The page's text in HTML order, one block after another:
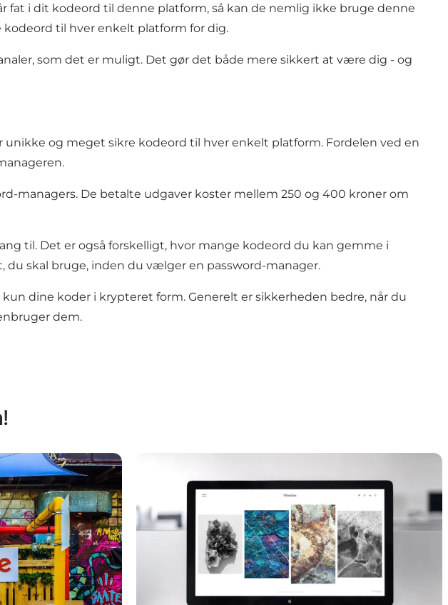
fat i dit kodeord til denne platform, så kan de nemlig ikke bruge denne
kodeord til hver enkelt platform for dig.
som det er muligt. Det gør det både mere sikkert at være dig - og
og meget sikre kodeord til hver enkelt platform. Fordelen ved en
managers. De betalte udgaver koster mellem 250 og 400 kroner om
til. Det er også forskelligt, hvor mange kodeord du kan gemme i
du skal bruge, inden du vælger en password-manager.
dine koder i krypteret form. Generelt er sikkerheden bedre, når du
dem.